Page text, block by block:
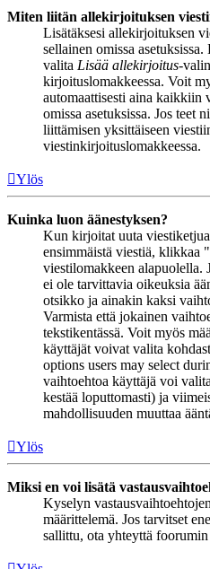
Miten liitän allekirjoituksen
Lisätäksesi allekirjoituksen
sellainen omissa
valita Lisää allekirjoitus-
kirjoituslomakkeessa. Voit
automaattisesti aina kaikkiin
omissa asetuksissa. Jos teet
liittämisen yksittäiseen
viestinkirjoituslomakkeessa.
Ylös
Kuinka luon äänestyksen?
Kun kirjoitat uuta
ensimmäistä viestiä, klikkaa
viestilomakkeen alapuolella.
ei ole tarvittavia oikeuksia
otsikko ja ainakin kaksi
Varmista että jokainen
tekstikentässä. Voit myös
käyttäjät voivat valita
options users may select
vaihtoehtoa käyttäjä voi
kestää loputtomasti) ja
mahdollisuuden muuttaa
Ylös
Miksi en voi lisätä
Kyselyn
määrittelemä. Jos tarvitset
sallittu, ota yhteyttä